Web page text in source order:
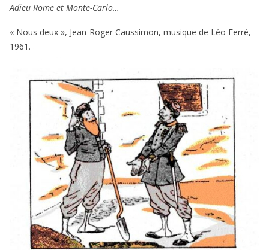
Adieu Rome et Monte-Carlo…
« Nous deux », Jean-Roger Caussimon, musique de Léo Ferré,
1961 .
– – – – – – – – –